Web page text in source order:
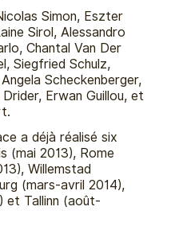
Simon, Eszter
Sirol, Alessandro
Chantal Van Der
Siegfried Schulz,
Scheckenberger,
Erwan Guillou, et
a déjà réalisé six
(mai 2013), Rome
Willemstad
(mars-avril 2014),
et Tallinn (août-